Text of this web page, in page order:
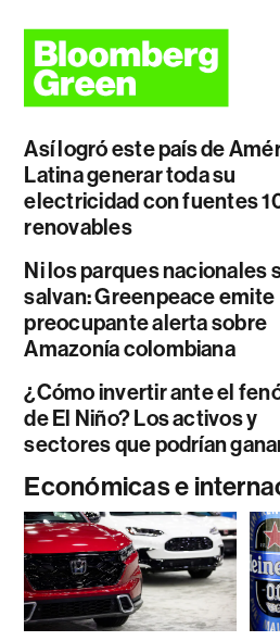
Así logró este país de
Latina generar toda su
electricidad con fuentes
renovables
Ni los parques nacionales
salvan: Greenpeace emite
preocupante alerta sobre
Amazonía colombiana
¿Cómo invertir ante el
de El Niño? Los activos y
sectores que podrían
Económicas e